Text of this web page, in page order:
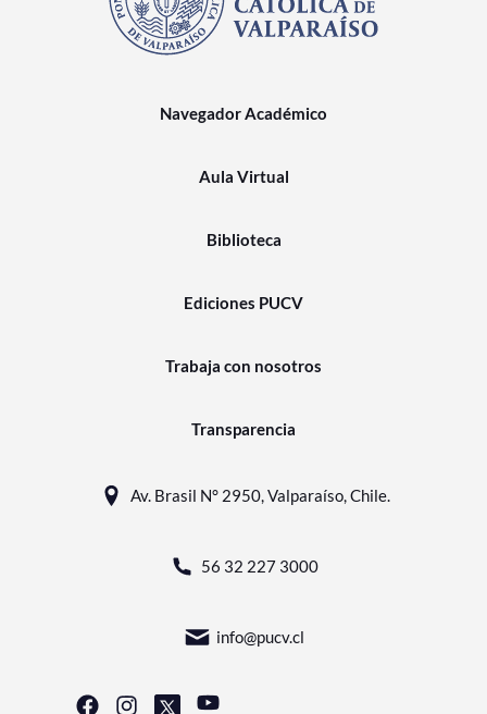
Navegador Académico
Aula Virtual
Biblioteca
Ediciones PUCV
Trabaja con nosotros
Transparencia
Av. Brasil N° 2950, Valparaíso, Chile.
56 32 227 3000
info@pucv.cl